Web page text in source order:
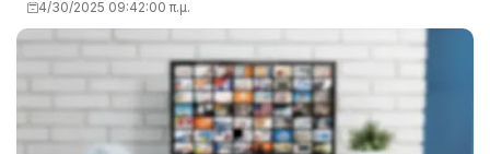
4/30/2025 09:42:00 π.μ.